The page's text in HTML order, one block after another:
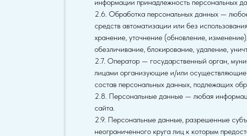
информации принадлежность персональных
2.6. Обработка персональных данных —
средств автоматизации или без
хранение, уточнение (обновление,
обезличивание, блокирование, удаление,
2.7. Оператор — государственный орган,
лицами организующие и/или
состав персональных данных, подлежащих
2.8. Персональные данные — любая
сайта.
2.9. Персональные данные, разрешенные
неограниченного круга лиц к которым